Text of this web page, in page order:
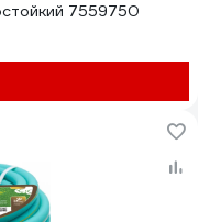
7559750